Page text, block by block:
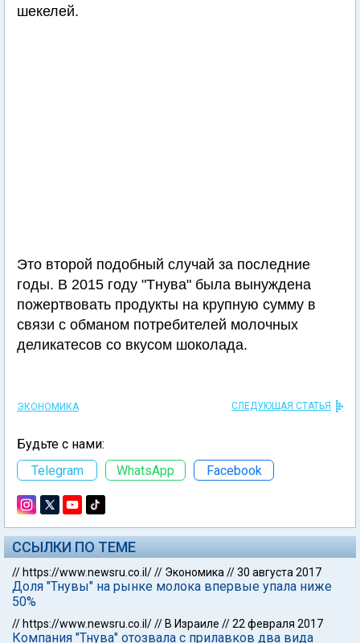
шекелей.
Это второй подобный случай за последние
годы. В 2015 году "Тнува" была вынуждена
пожертвовать продукты на крупную сумму в
связи с обманом потребителей молочных
деликатесов со вкусом шоколада.
ЭКОНОМИКА СЛЕДУЮЩАЯ СТАТЬЯ
Будьте с нами:
Telegram
WhatsApp Facebook
ССЫЛКИ ПО ТЕМЕ
// https://www.newsru.co.il/// Экономика //30 августа 2017
Доля "Тнувы" на рынке молока впервые упала ниже
50%
// https://www.newsru.co.il/// В Израиле //22 февраля 2017
Компания "Тнува" отозвала с прилавков два вида